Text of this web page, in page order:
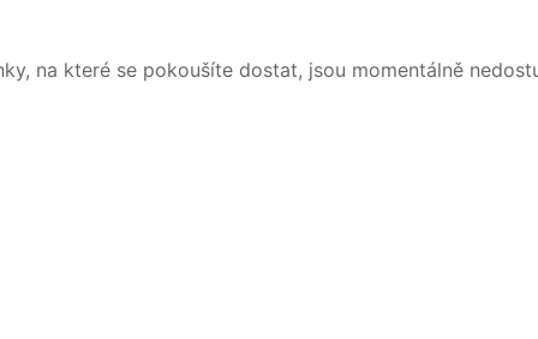
na které se pokoušíte dostat, jsou momentálně